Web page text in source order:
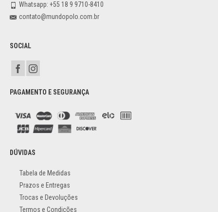
Whatsapp: +55 18 9 9710-8410
contato@mundopolo.com.br
SOCIAL
PAGAMENTO E SEGURANÇA
DÚVIDAS
Tabela de Medidas
Prazos e Entregas
Trocas e Devoluções
Termos e Condições